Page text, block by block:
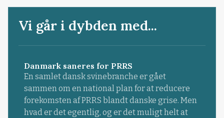
Vi går i dybden med...
Danmark saneres for PRRS
En samlet dansk svinebranche er gået
sammen om en national plan for at reducere
forekomsten af PRRS blandt danske grise. Men
hvad er det egentlig, og er det muligt helt at